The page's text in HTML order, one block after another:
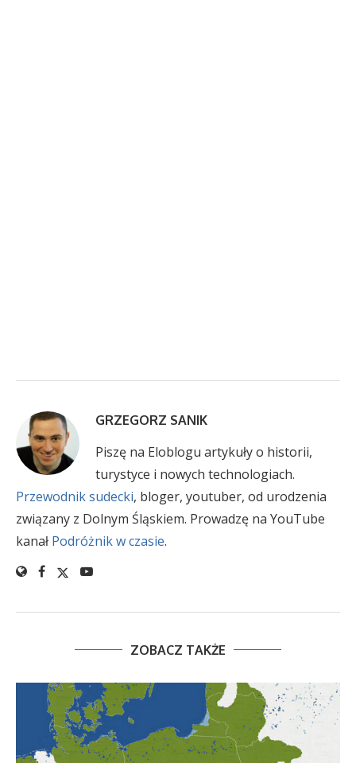
GRZEGORZ SANIK
Piszę na Eloblogu artykuły o historii,
turystyce i nowych technologiach.
Przewodnik sudecki, bloger, youtuber, od urodzenia
związany z Dolnym Śląskiem. Prowadzę na YouTube
kanał Podróżnik w czasie.
ZOBACZ TAKŻE